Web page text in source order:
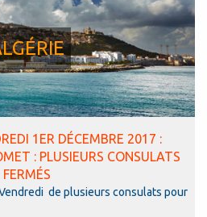
1ER DÉCEMBRE 2017 :
: PLUSIEURS CONSULATS
FERMÉS
de plusieurs consulats pour